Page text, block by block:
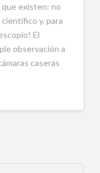
existen: no
y, para
El
observación a
caseras